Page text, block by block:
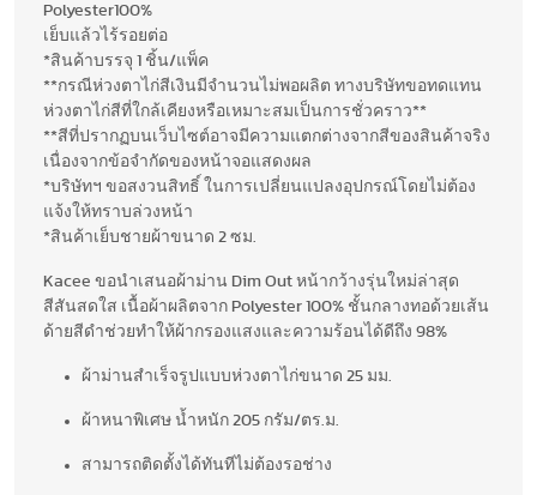
Polyester100%
เย็บแล้วไร้รอยต่อ
*สินค้าบรรจุ 1 ชิ้น/แพ็ค
**กรณีห่วงตาไก่สีเงินมีจำนวนไม่พอผลิต ทางบริษัทขอทดแทน
ห่วงตาไก่สีที่ใกล้เคียงหรือเหมาะสมเป็นการชั่วคราว**
**สีที่ปรากฏบนเว็บไซต์อาจมีความแตกต่างจากสีของสินค้าจริง
เนื่องจากข้อจำกัดของหน้าจอแสดงผล
*บริษัทฯ ขอสงวนสิทธิ์ ในการเปลี่ยนแปลงอุปกรณ์โดยไม่ต้อง
แจ้งให้ทราบล่วงหน้า
*สินค้าเย็บชายผ้าขนาด 2 ซม.
Kacee ขอนำเสนอผ้าม่าน Dim Out หน้ากว้างรุ่นใหม่ล่าสุด
สีสันสดใส เนื้อผ้าผลิตจาก Polyester 100% ชั้นกลางทอด้วยเส้น
ด้ายสีดำช่วยทำให้ผ้ากรองแสงและความร้อนได้ดีถึง 98%
ผ้าม่านสำเร็จรูปแบบห่วงตาไก่ขนาด 25 มม.
ผ้าหนาพิเศษ น้ำหนัก 205 กรัม/ตร.ม.
สามารถติดตั้งได้ทันทีไม่ต้องรอช่าง